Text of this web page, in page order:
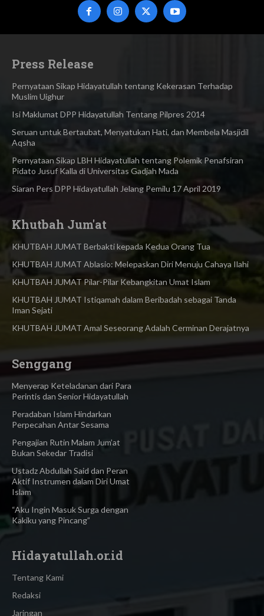
Press Release
Pernyataan Sikap Hidayatullah tentang Kekerasan Terhadap
Muslim Uighur
Isi Maklumat DPP Hidayatullah Tentang Pilpres 2014
Seruan untuk Bertaubat, Menyatukan Hati, dan Membela Masjidil
Aqsha
Pernyataan Sikap LBH Hidayatullah tentang Polemik Penafsiran
Pidato Jusuf Kalla di Universitas Gadjah Mada
Siaran Pers DPP Hidayatullah Jelang Pemilu 17 April 2019
Khutbah Jum'at
KHUTBAH JUMAT Berbakti kepada Kedua Orang Tua
KHUTBAH JUMAT Ablasio: Melepaskan Diri Menuju Cahaya Ilahi
KHUTBAH JUMAT Pilar-Pilar Kebangkitan Umat Islam
KHUTBAH JUMAT Istiqamah dalam Beribadah sebagai Tanda
Iman Sejati
KHUTBAH JUMAT Amal Seseorang Adalah Cerminan Derajatnya
Senggang
Menyerap Keteladanan dari Para
Perintis dan Senior Hidayatullah
Peradaban Islam Hindarkan
Perpecahan Antar Sesama
Pengajian Rutin Malam Jum’at
Bukan Sekedar Tradisi
Ustadz Abdullah Said dan Peran
Aktif Instrumen dalam Diri Umat
Islam
“Aku Ingin Masuk Surga dengan
Kakiku yang Pincang”
Hidayatullah.or.id
Tentang Kami
Redaksi
Jaringan